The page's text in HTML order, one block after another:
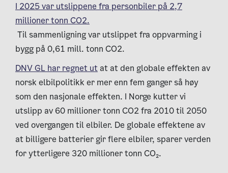
I 2025 var utslippene fra personbiler på 2,7
millioner tonn CO2.
Til sammenligning var utslippet fra oppvarming i
bygg på 0,61 mill. tonn CO2.
DNV GL har regnet ut at at den globale effekten av
norsk elbilpolitikk er mer enn fem ganger så høy
som den nasjonale effekten. I Norge kutter vi
utslipp av 60 millioner tonn CO2 fra 2010 til 2050
ved overgangen til elbiler. De globale effektene av
at billigere batterier gir flere elbiler, sparer verden
for ytterligere 320 millioner tonn CO₂.